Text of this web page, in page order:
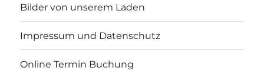
Bilder von unserem Laden
Impressum und Datenschutz
Online Termin Buchung